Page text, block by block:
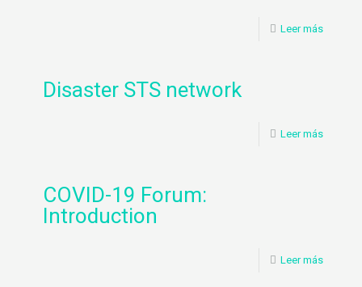
Leer más
Disaster STS network
Leer más
COVID-19 Forum:
Introduction
Leer más